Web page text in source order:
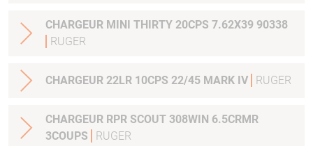
CHARGEUR MINI THIRTY 20CPS 7.62X39 90338
RUGER
CHARGEUR 22LR 10CPS 22/45 MARK IV RUGER
CHARGEUR RPR SCOUT 308WIN 6.5CRMR
3COUPS
RUGER